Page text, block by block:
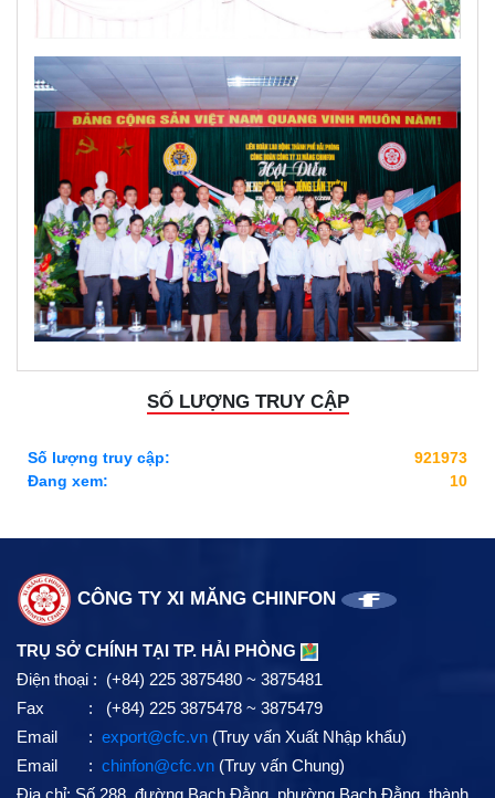
SỐ LƯỢNG TRUY CẬP
Số lượng truy cập:
921973
Đang xem:
10
CÔNG TY XI MĂNG CHINFON
TRỤ SỞ CHÍNH TẠI TP. HẢI PHÒNG
Điện thoại : (+84) 225 3875480 ~ 3875481
Fax : (+84) 225 3875478 ~ 3875479
Email : export@cfc.vn (Truy vấn Xuất Nhập khẩu)
Email : chinfon@cfc.vn (Truy vấn Chung)